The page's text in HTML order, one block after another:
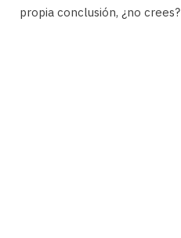
propia conclusión, ¿no crees?